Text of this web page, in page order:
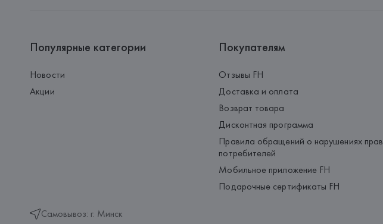
Популярные категории
Новости
Акции
Самовывоз: г. Минск
Покупателям
Отзывы FH
Доставка и оплата
Возврат товара
Дисконтная программа
Правила обращений о нарушениях прав
потребителей
Мобильное приложение FH
Подарочные сертификаты FH